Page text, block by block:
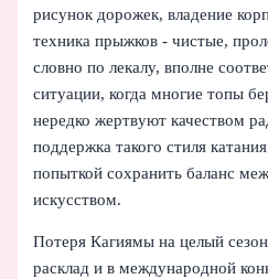
рисунок дорожек, владение
техника прыжков - чистые,
словно по лекалу, вполне
ситуации, когда многие топы
нередко жертвуют качеством
поддержка такого стиля
попыткой сохранить баланс
искусством.
Потеря Кагиямы на целый
расклад и в международной